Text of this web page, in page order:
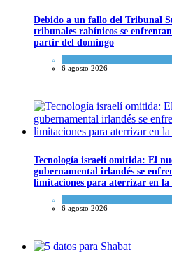
Debido a un fallo del Tribunal
tribunales rabínicos se
partir del domingo
6 agosto 2026
Tecnología israelí omitida: El
gubernamental irlandés se
limitaciones para aterrizar en la
6 agosto 2026